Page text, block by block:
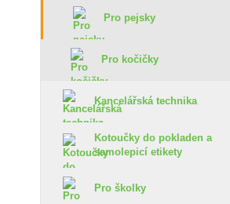
Pro pejsky
Pro kočičky
Kancelářská technika
Kotoučky do pokladen a
samolepicí etikety
Pro školky